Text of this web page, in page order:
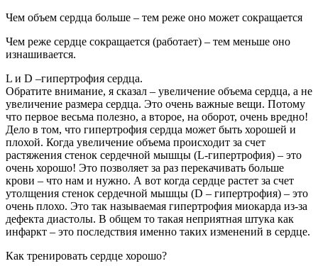
Чем объем сердца больше – тем реже оно может сокращается
Чем реже сердце сокращается (работает) – тем меньше оно
изнашивается.
L и D –гипертрофия сердца.
Обратите внимание, я сказал – увеличение объема сердца, а не
увеличение размера сердца. Это очень важные вещи. Потому
что первое весьма полезно, а второе, на оборот, очень вредно!
Дело в том, что гипертрофия сердца может быть хорошей и
плохой. Когда увеличение объема происходит за счет
растяжения стенок сердечной мышцы (L-гипертрофия) – это
очень хорошо! Это позволяет за раз перекачивать больше
крови – что нам и нужно. А вот когда сердце растет за счет
утолщения стенок сердечной мышцы (D – гипертрофия) – это
очень плохо. Это так называемая гипертрофия миокарда из-за
дефекта диастолы. В общем то такая неприятная штука как
инфаркт – это последствия именно таких изменений в сердце.
Как тренировать сердце хорошо?